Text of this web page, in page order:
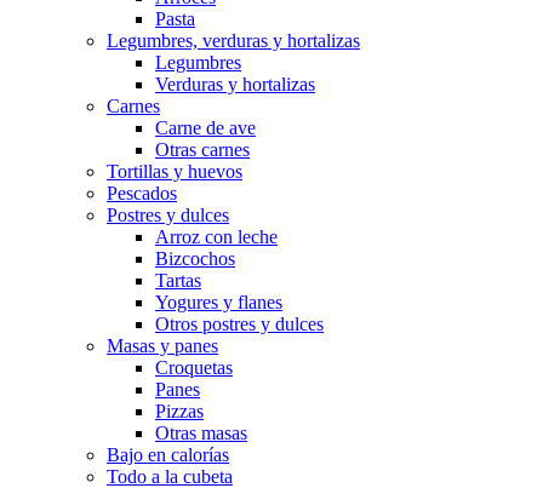
Pasta
Legumbres, verduras y hortalizas
Legumbres
Verduras y hortalizas
Carnes
Carne de ave
Otras carnes
Tortillas y huevos
Pescados
Postres y dulces
Arroz con leche
Bizcochos
Tartas
Yogures y flanes
Otros postres y dulces
Masas y panes
Croquetas
Panes
Pizzas
Otras masas
Bajo en calorías
Todo a la cubeta